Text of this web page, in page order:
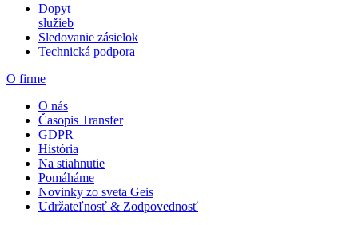
Dopyt
služieb
Sledovanie zásielok
Technická podpora
O firme
O nás
Časopis Transfer
GDPR
História
Na stiahnutie
Pomáháme
Novinky zo sveta Geis
Udržateľnosť & Zodpovednosť